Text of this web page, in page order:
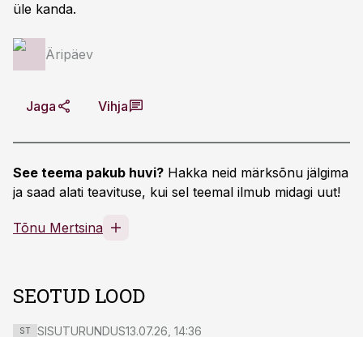
üle kanda.
Äripäev
Jaga Vihja
See teema pakub huvi? Hakka neid märksõnu jälgima
ja saad alati teavituse, kui sel teemal ilmub midagi uut!
Tõnu Mertsina
SEOTUD LOOD
ST SISUTURUNDUS13.07.26, 14:36